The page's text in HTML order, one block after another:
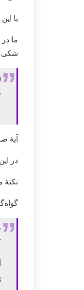
با
ما در
شکی
آیۀ
در